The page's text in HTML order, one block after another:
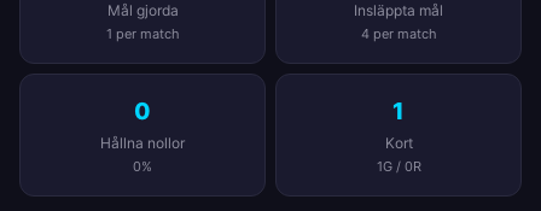
Mål gjorda
1 per match
Insläppta mål
4 per match
0
Hållna nollor
0%
1
Kort
1G / 0R